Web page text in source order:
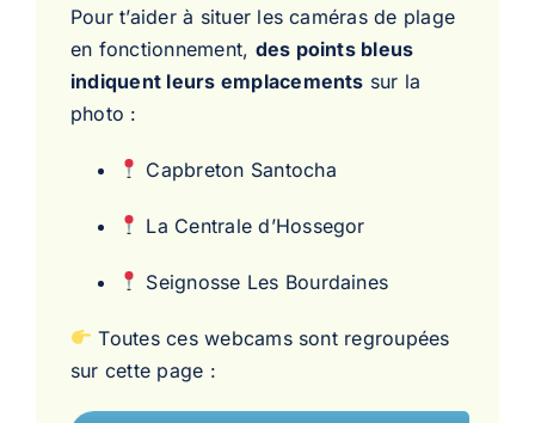
Pour t’aider à situer les caméras de plage
en fonctionnement, des points bleus
indiquent leurs emplacements sur la
photo :
Capbreton Santocha
La Centrale d’Hossegor
Seignosse Les Bourdaines
Toutes ces webcams sont regroupées
sur cette page :